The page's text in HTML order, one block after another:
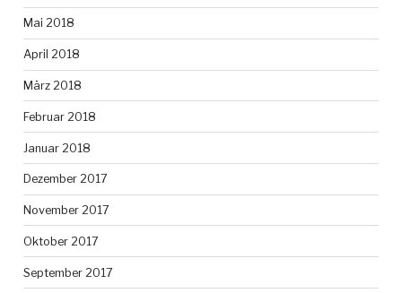
Mai 2018
April 2018
März 2018
Februar 2018
Januar 2018
Dezember 2017
November 2017
Oktober 2017
September 2017